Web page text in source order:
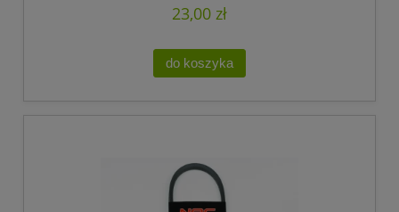
23,00 zł
do koszyka